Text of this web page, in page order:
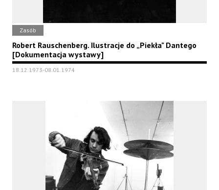
Zasób
Robert Rauschenberg. Ilustracje do „Piekła" Dantego
[Dokumentacja wystawy]
18.12.1973-08.01.1974